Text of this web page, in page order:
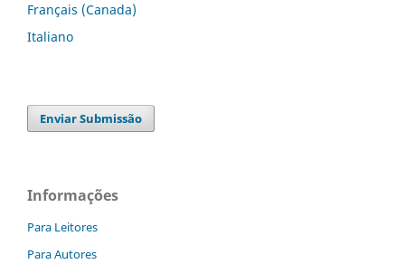
Français (Canada)
Italiano
Enviar Submissão
Informações
Para Leitores
Para Autores